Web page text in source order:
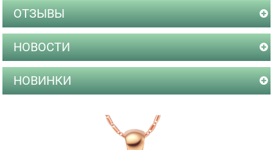
ОТЗЫВЫ
НОВОСТИ
НОВИНКИ